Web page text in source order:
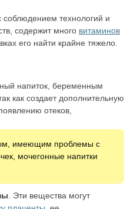
соблюдением технологий и
содержит много витаминов
его найти крайне тяжело.
напиток, беременным
как создает дополнительную
отеков,
имеющим проблемы с
мочегонные напитки
. Эти вещества могут